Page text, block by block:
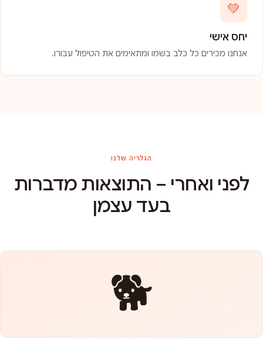
💚
יחס אישי
אנחנו מכירים כל כלב בשמו ומתאימים את הטיפול עבורו.
הגלריה שלנו
לפני ואחרי – התוצאות מדברות
בעד עצמן
🐕